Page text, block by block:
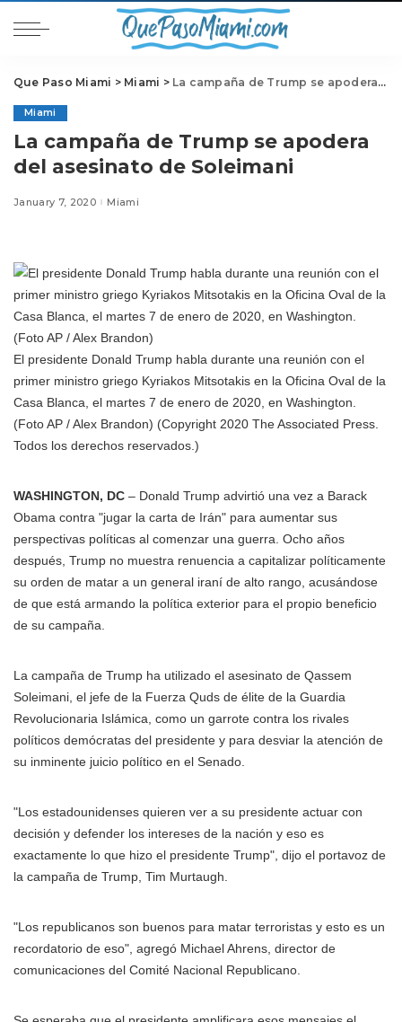
Que Paso Miami > Miami > La campaña de Trump se apodera del asesinato de Soleimani
Miami
La campaña de Trump se apodera
del asesinato de Soleimani
January 7, 2020 Miami
El presidente Donald Trump habla durante una reunión con el
primer ministro griego Kyriakos Mitsotakis en la Oficina Oval de la
Casa Blanca, el martes 7 de enero de 2020, en Washington.
(Foto AP / Alex Brandon) (Copyright 2020 The Associated Press.
Todos los derechos reservados.)
WASHINGTON, DC – Donald Trump advirtió una vez a Barack
Obama contra "jugar la carta de Irán" para aumentar sus
perspectivas políticas al comenzar una guerra. Ocho años
después, Trump no muestra renuencia a capitalizar políticamente
su orden de matar a un general iraní de alto rango, acusándose
de que está armando la política exterior para el propio beneficio
de su campaña.
La campaña de Trump ha utilizado el asesinato de Qassem
Soleimani, el jefe de la Fuerza Quds de élite de la Guardia
Revolucionaria Islámica, como un garrote contra los rivales
políticos demócratas del presidente y para desviar la atención de
su inminente juicio político en el Senado.
"Los estadounidenses quieren ver a su presidente actuar con
decisión y defender los intereses de la nación y eso es
exactamente lo que hizo el presidente Trump", dijo el portavoz de
la campaña de Trump, Tim Murtaugh.
"Los republicanos son buenos para matar terroristas y esto es un
recordatorio de eso", agregó Michael Ahrens, director de
comunicaciones del Comité Nacional Republicano.